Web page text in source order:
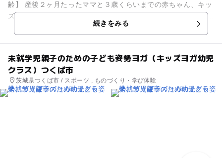
齢】 産後２ヶ月たったママと３歳くらいまでの赤ちゃん、キッ
ズ 🍒【内容】 ・赤ちゃんの可動域トレーニングや脳トレあそ...
続きをみる
未就学児親子のための子ども姿勢ヨガ（キッズヨガ幼児
クラス）つくば市
茨城県つくば市 / スポーツ , ものづくり・学び体験